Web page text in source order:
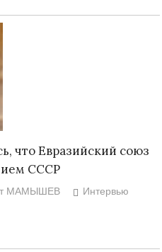
что Евразийский союз
СССР
МАМЫШЕВ
Интервью